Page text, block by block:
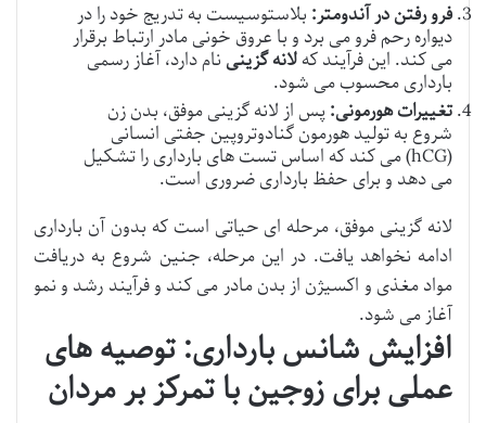
فرو رفتن در آندومتر: بلاستوسیست به تدریج خود را در
دیواره رحم فرو می برد و با عروق خونی مادر ارتباط برقرار
می کند. این فرآیند کهلانه گزینی نام دارد، آغاز رسمی
بارداری محسوب می شود.
تغییرات هورمونی:پس از لانه گزینی موفق، بدن زن
شروع به تولید هورمون گنادوتروپین جفتی انسانی
(hCG) می کند که اساس تست های بارداری را تشکیل
می دهد و برای حفظ بارداری ضروری است.
لانه گزینی موفق، مرحله ای حیاتی است که بدون آن بارداری
ادامه نخواهد یافت. در این مرحله، جنین شروع به دریافت
مواد مغذی و اکسیژن از بدن مادر می کند و فرآیند رشد و نمو
آغاز می شود.
افزایش شانس بارداری: توصیه های
عملی برای زوجین با تمرکز بر مردان